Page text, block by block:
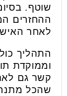
שוטף.
ההחזרים
לאחר
התהליך
וממוקדת
קשר גם
שהכל